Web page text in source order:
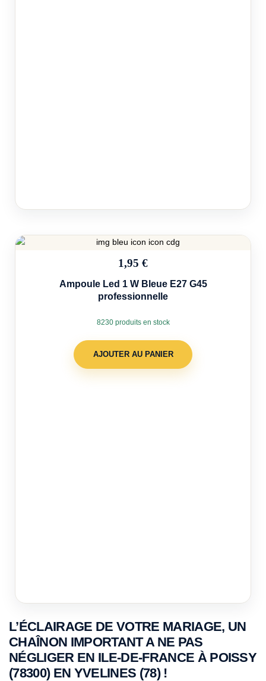
1,95 €
Ampoule Led 1 W Bleue E27 G45
professionnelle
8230 produits en stock
AJOUTER AU PANIER
L’ÉCLAIRAGE DE VOTRE MARIAGE, UN
CHAÎNON IMPORTANT A NE PAS
NÉGLIGER EN ILE-DE-FRANCE À POISSY
(78300) EN YVELINES (78) !